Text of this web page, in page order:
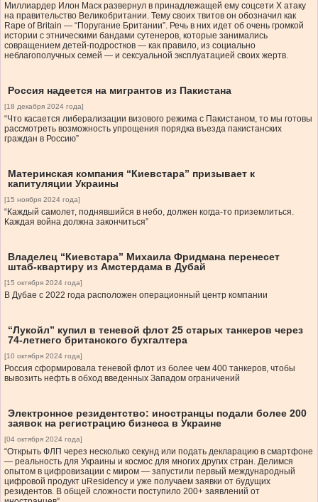
Миллиардер Илон Маск развернул в принадлежащей ему соцсети Х атаку
на правительство Великобритании. Тему своих твитов он обозначил как
Rape of Britain — “Поругание Британии”. Речь в них идет об очень громкой
истории с этническими бандами сутенеров, которые занимались
совращением детей-подростков — как правило, из социально
неблагополучных семей — и сексуальной эксплуатацией своих жертв.
Россия надеется на мигрантов из Пакистана
[18 декабря 2024 года]
“Что касается либерализации визового режима с Пакистаном, то мы готовы
рассмотреть возможность упрощения порядка въезда пакистанских
граждан в Россию”
Материнская компания “Киевстара” призывает к
капитуляции Украины
[15 ноября 2024 года]
“Каждый самолет, поднявшийся в небо, должен когда-то приземлиться.
Каждая война должна закончиться”
Владелец “Киевстара” Михаила Фридмана перенесет
штаб-квартиру из Амстердама в Дубай
[15 октября 2024 года]
В Дубае с 2022 года расположен операционный центр компании
“Лукойл” купил в теневой флот 25 старых танкеров через
74-летнего британского бухгалтера
[10 октября 2024 года]
Россия сформировала теневой флот из более чем 400 танкеров, чтобы
вывозить нефть в обход введенных Западом ограничений
Электронное резидентство: иностранцы подали более 200
заявок на регистрацию бизнеса в Украине
[04 октября 2024 года]
“Открыть ФЛП через несколько секунд или подать декларацию в смартфоне
— реальность для Украины и космос для многих других стран. Делимся
опытом в цифровизации с миром — запустили первый международный
цифровой продукт uResidency и уже получаем заявки от будущих
резидентов. В общей сложности поступило 200+ заявлений от